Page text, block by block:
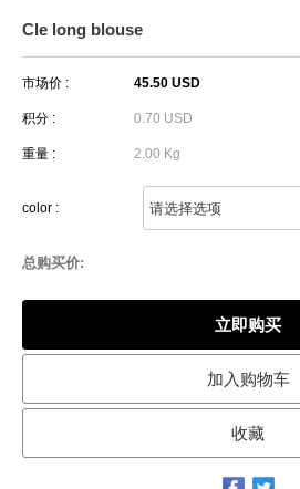
Cle long blouse
市场价 : 45.50 USD
积分 : 0.70 USD
重量 : 2.00 Kg
color :
总购买价:
立即购买
加入购物车
收藏